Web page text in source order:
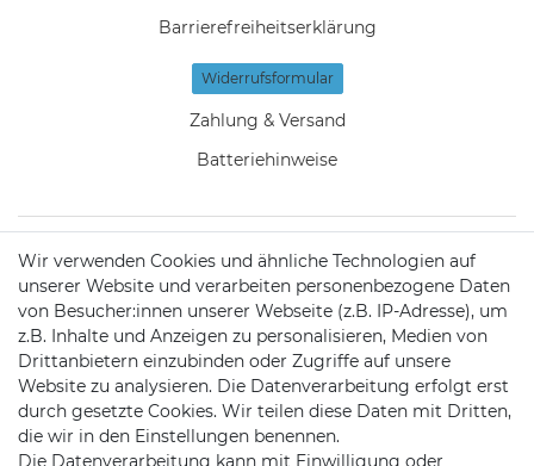
Barrierefreiheitserklärung
Widerrufs­formular
Zahlung & Versand
Batteriehinweise
KONTAKT
Telefon:09721 / 9453362
Mail:info@satshopping.de
Kopenhagenstr. 4
Wir verwenden Cookies und ähnliche Technologien auf
unserer Website und verarbeiten personenbezogene Daten
von Besucher:innen unserer Webseite (z.B. IP-Adresse), um
z.B. Inhalte und Anzeigen zu personalisieren, Medien von
Drittanbietern einzubinden oder Zugriffe auf unsere
Website zu analysieren. Die Datenverarbeitung erfolgt erst
durch gesetzte Cookies. Wir teilen diese Daten mit Dritten,
die wir in den Einstellungen benennen.
Die Datenverarbeitung kann mit Einwilligung oder